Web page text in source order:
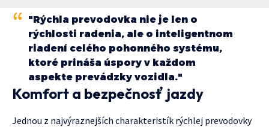
"Rýchla prevodovka nie je len o
rýchlosti radenia, ale o inteligentnom
riadení celého pohonného systému,
ktoré prináša úspory v každom
aspekte prevádzky vozidla."
Komfort a bezpečnosť jazdy
Jednou z najvýraznejších charakteristík rýchlej prevodovky